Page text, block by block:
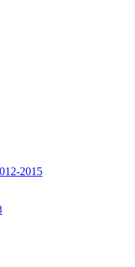
2015